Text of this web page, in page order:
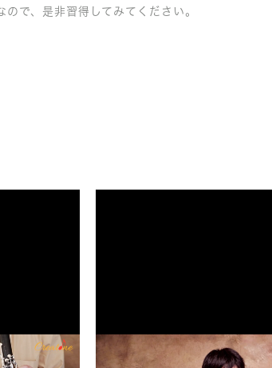
ので、是非習得してみてください。